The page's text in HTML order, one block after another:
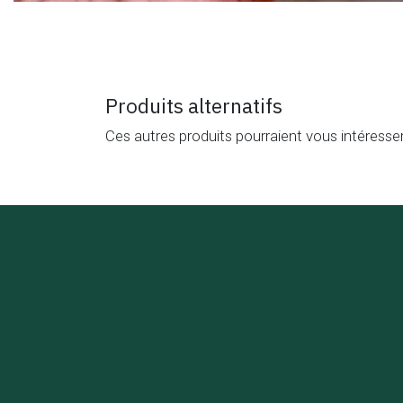
Produits alternatifs
Ces autres produits pourraient vous